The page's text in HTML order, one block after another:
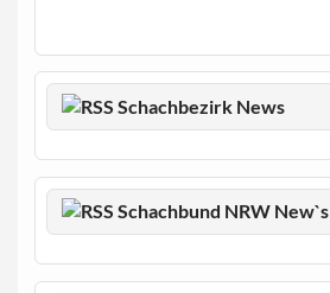
Schachbezirk News
Schachbund NRW New`s